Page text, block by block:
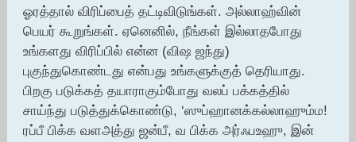
ஓரத்தால் விரிப்பைத் தட்டிவிடுங்கள். அல்லாஹ்வின்
பெயர் கூறுங்கள். ஏனெனில், நீங்கள் இல்லாதபோது
உங்களது விரிப்பில் என்ன (விஷ ஜந்து)
புகுந்துகொண்டது என்பது உங்களுக்குத் தெரியாது.
பிறகு படுக்கத் தயாராகும்போது வலப் பக்கத்தில்
சாய்ந்து படுத்துக்கொண்டு, ‘ஸுப்ஹானக்கல்லாஹும்ம!
ரப்பீ பிக்க வளஅத்து ஜன்பீ, வ பிக்க அர்ஃபஉஹு, இன்